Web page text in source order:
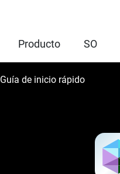
Producto SO
Guía de inicio rápido